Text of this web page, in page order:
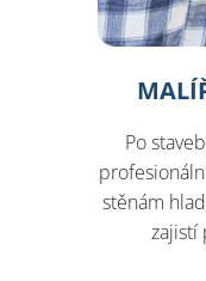
Po
stěnám
zajistí